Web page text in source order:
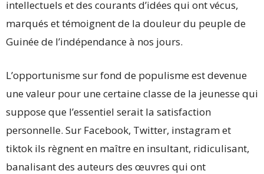
intellectuels et des courants d’idées qui ont vécus,
marqués et témoignent de la douleur du peuple de
Guinée de l’indépendance à nos jours.
L’opportunisme sur fond de populisme est devenue
une valeur pour une certaine classe de la jeunesse qui
suppose que l’essentiel serait la satisfaction
personnelle. Sur Facebook, Twitter, instagram et
tiktok ils règnent en maître en insultant, ridiculisant,
banalisant des auteurs des œuvres qui ont